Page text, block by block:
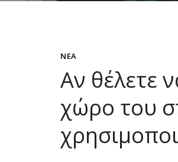
ΝΈΑ
Αν θέλετε
χώρο του